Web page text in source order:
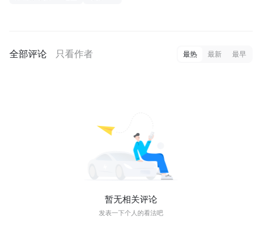
全部评论 只看作者 最热 最新 最早
暂无相关评论
发表一下个人的看法吧